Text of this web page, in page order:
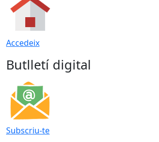
Accedeix
Butlletí digital
Subscriu-te